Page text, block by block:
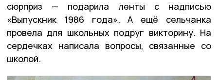
сюрприз — подарила ленты с надписью
«Выпускник 1986 года». А ещё сельчанка
провела для школьных подруг викторину. На
сердечках написала вопросы, связанные со
школой.